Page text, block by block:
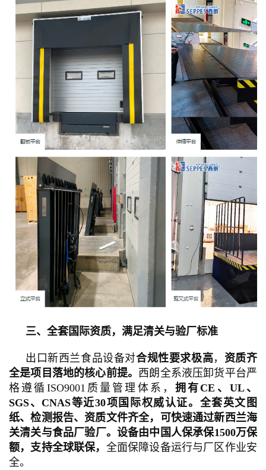
三、全套国际资质，满足清关与验厂标准
出口新西兰食品设备对合规性要求极高， 资质齐
全是项目落地的核心前提。 西朗全系液压卸货平台严
格遵循ISO9001质量管理体系，拥有CE、UL、
SGS、CNAS等近30项国际权威认证。全套英文图
纸、检测报告、资质文件齐全，可快速通过新西兰海
关清关与食品厂验厂。设备由中国人保承保1500万保
额，支持全球联保， 全面保障设备运行与厂区作业安
全。